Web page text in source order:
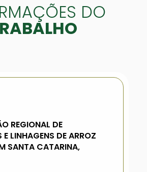
DO
REGIONAL DE
E LINHAGENS DE ARROZ
SANTA CATARINA,